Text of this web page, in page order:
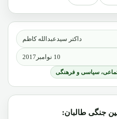
داکتر سیدعبدالله کاظم
10 نوامبر2017
سیاسی و فرهنگی
جنگی طالبان: